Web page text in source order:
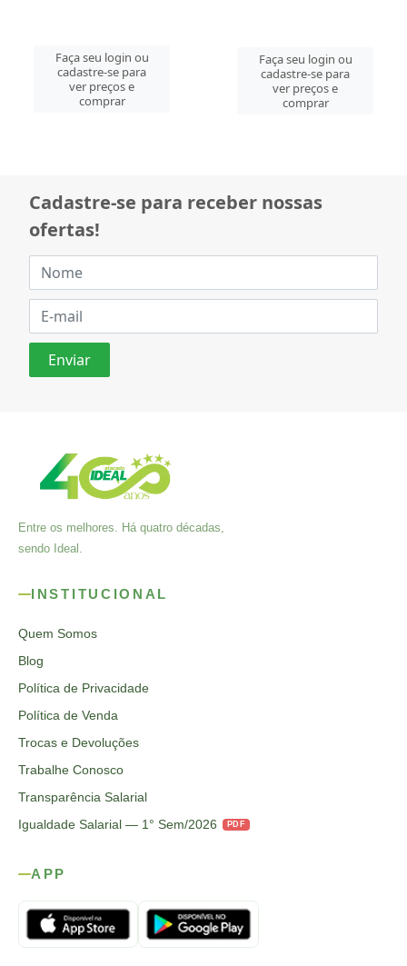
Faça seu login ou
cadastre-se para
ver preços e
comprar
Faça seu login ou
cadastre-se para
ver preços e
comprar
Cadastre-se para receber nossas
ofertas!
Entre os melhores. Há quatro décadas,
sendo Ideal.
INSTITUCIONAL
Quem Somos
Blog
Política de Privacidade
Política de Venda
Trocas e Devoluções
Trabalhe Conosco
Transparência Salarial
Igualdade Salarial — 1° Sem/2026
PDF
APP